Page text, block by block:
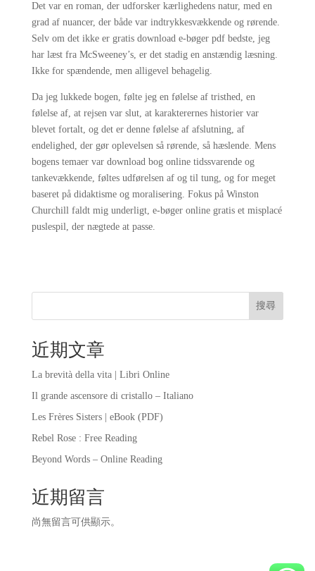
Det var en roman, der udforsker kærlighedens natur, med en
grad af nuancer, der både var indtrykkesvækkende og rørende.
Selv om det ikke er gratis download e-bøger pdf bedste, jeg
har læst fra McSweeney’s, er det stadig en anstændig læsning.
Ikke for spændende, men alligevel behagelig.
Da jeg lukkede bogen, følte jeg en følelse af tristhed, en
følelse af, at rejsen var slut, at karakterernes historier var
blevet fortalt, og det er denne følelse af afslutning, af
endelighed, der gør oplevelsen så rørende, så hæslende. Mens
bogens temaer var download bog online tidssvarende og
tankevækkende, føltes udførelsen af og til tung, og for meget
baseret på didaktisme og moralisering. Fokus på Winston
Churchill faldt mig underligt, e-bøger online gratis et misplacé
puslespil, der nægtede at passe.
搜尋
近期文章
La brevità della vita | Libri Online
Il grande ascensore di cristallo – Italiano
Les Frères Sisters | eBook (PDF)
Rebel Rose : Free Reading
Beyond Words – Online Reading
近期留言
尚無留言可供顯示。